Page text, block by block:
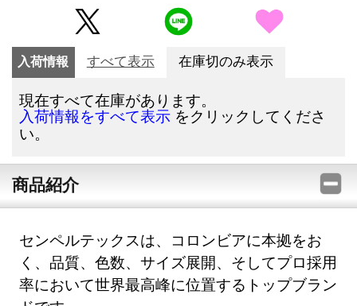
入荷情報 すべて表示 在庫切のみ表示
現在すべて在庫があります。
入荷情報をすべて表示 をクリックしてくださ
い。
商品紹介
センペルテックスは、コロンビアに本拠をお
く、品質、色数、サイズ展開、そしてプロ採用
率において世界最高峰に位置するトップブラン